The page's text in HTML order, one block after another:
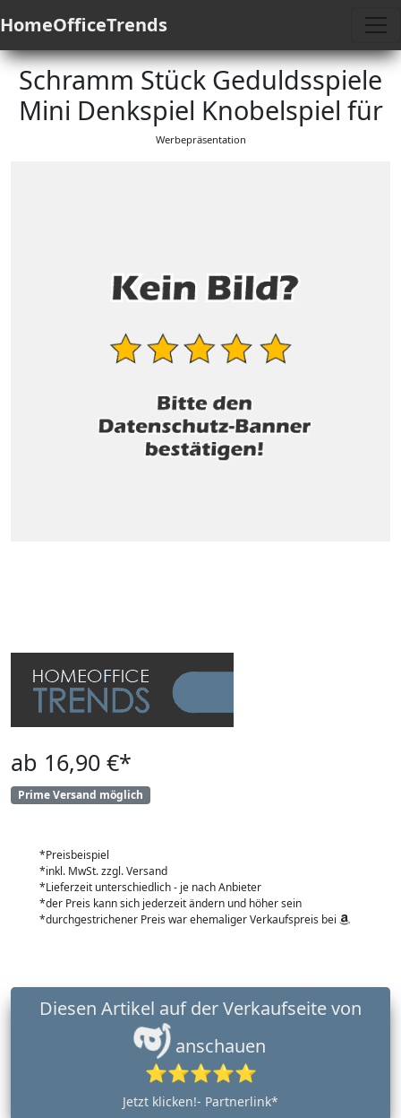
HomeOfficeTrends
Schramm Stück Geduldsspiele
Mini Denkspiel Knobelspiel für
Werbepräsentation
ab 16,90 €*
Prime Versand möglich
*Preisbeispiel
*inkl. MwSt. zzgl. Versand
*Lieferzeit unterschiedlich - je nach Anbieter
*der Preis kann sich jederzeit ändern und höher sein
*durchgestrichener Preis war ehemaliger Verkaufspreis bei
anschauen
⭐⭐⭐⭐⭐
Jetzt klicken!- Partnerlink*